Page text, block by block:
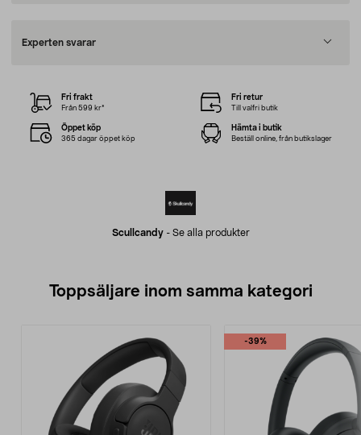
Experten svarar
Scullcandy- Se alla produkter
Fri frakt
Från 599 kr*
Fri retur
Till valfri butik
Öppet köp
365 dagar öppet köp
Hämta i butik
Beställ online, från butikslager
Toppsäljare inom samma kategori
-39%